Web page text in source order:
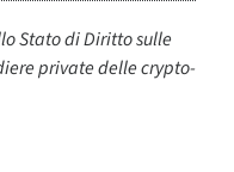
Stato di Diritto sulle
private delle crypto-